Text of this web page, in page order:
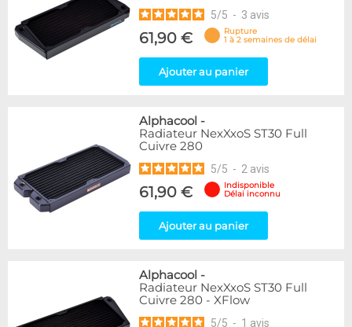
5/5 - 3 avis
61,90 €
Rupture
1 à 2 semaines de délai
Ajouter au panier
Alphacool -
Radiateur NexXxoS ST30 Full
Cuivre 280
5/5 - 2 avis
61,90 €
Indisponible
Délai inconnu
Ajouter au panier
Alphacool -
Radiateur NexXxoS ST30 Full
Cuivre 280 - XFlow
5/5 - 1 avis